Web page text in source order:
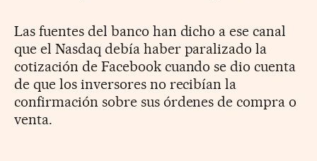
Las fuentes del banco han dicho a ese canal
que el Nasdaq debía haber paralizado la
cotización de Facebook cuando se dio cuenta
de que los inversores no recibían la
confirmación sobre sus órdenes de compra o
venta.